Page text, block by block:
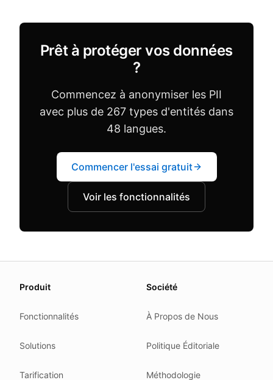
Prêt à protéger vos données
?
Commencez à anonymiser les PII
avec plus de 267 types d'entités dans
48 langues.
Commencer l'essai gratuit
Voir les fonctionnalités
We update this page when our platform or the law
for how we work.
Related reading
Produit
Fonctionnalités
Solutions
Tarification
Société
À Propos de Nous
Politique Éditoriale
Méthodologie